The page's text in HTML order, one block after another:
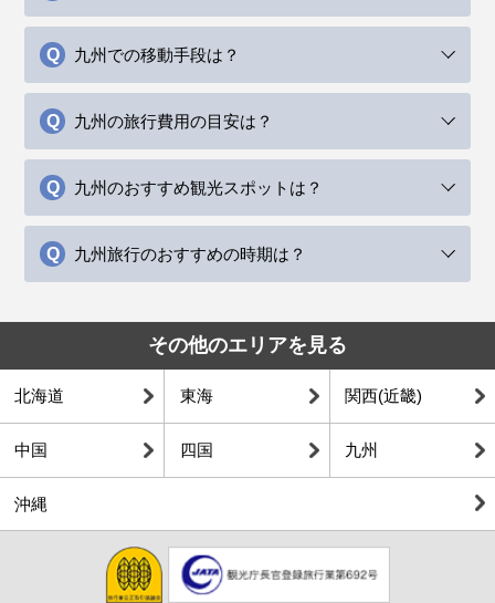
九州での移動手段は？
九州の旅行費用の目安は？
九州のおすすめ観光スポットは？
九州旅行のおすすめの時期は？
その他のエリアを見る
北海道 東海 関西(近畿)
中国 四国 九州
沖縄